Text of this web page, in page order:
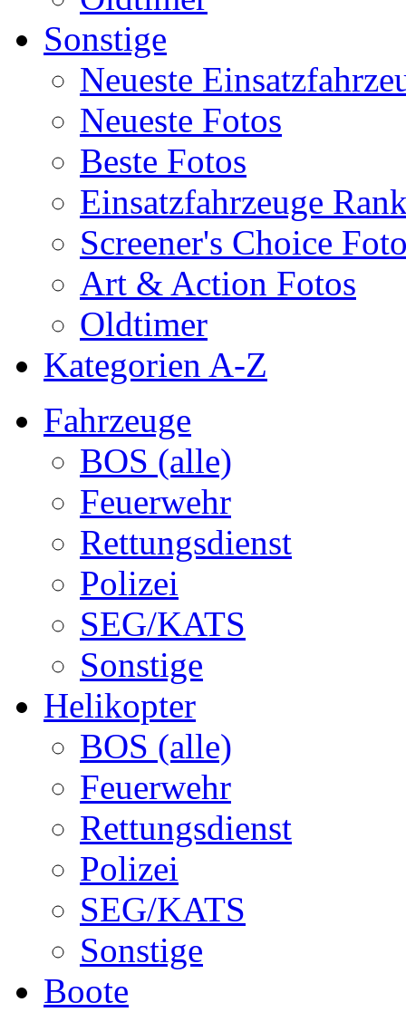
Sonstige
Neueste
Neueste Fotos
Beste Fotos
Einsatzfahrzeuge
Screener's Choice
Art & Action Fotos
Oldtimer
Kategorien A-Z
Fahrzeuge
BOS (alle)
Feuerwehr
Rettungsdienst
Polizei
SEG/KATS
Sonstige
Helikopter
BOS (alle)
Feuerwehr
Rettungsdienst
Polizei
SEG/KATS
Sonstige
Boote